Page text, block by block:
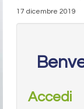
17 dicembre 2019
Accedi